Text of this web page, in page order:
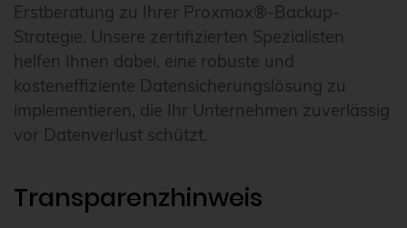
Erstberatung zu Ihrer Proxmox®-Backup-
Strategie. Unsere zertifizierten Spezialisten
helfen Ihnen dabei, eine robuste und
kosteneffiziente Datensicherungslösung zu
implementieren, die Ihr Unternehmen zuverlässig
vor Datenverlust schützt.
Transparenzhinweis